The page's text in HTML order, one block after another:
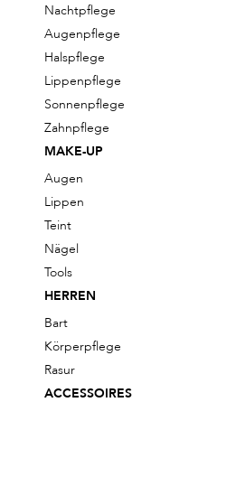
Nachtpflege
Augenpflege
Halspflege
Lippenpflege
Sonnenpflege
Zahnpflege
MAKE-UP
Augen
Lippen
Teint
Nägel
Tools
HERREN
Bart
Körperpflege
Rasur
ACCESSOIRES